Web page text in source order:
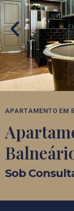
APARTAMENTO EM
Sob